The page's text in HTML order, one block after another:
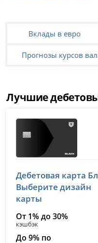
Вклады в евро
Прогнозы курсов
Лучшие
лицензия № 2673
Дебетовая карта
Выберите дизайн
карты
От 1% до 30%
кэшбэк
До 9% по